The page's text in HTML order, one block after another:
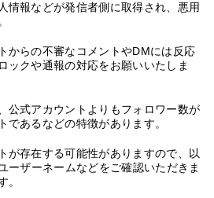
情報などが発信者側に取得され、悪用
からの不審なコメントやDMには反応
ックや通報の対応をお願いいたしま
公式アカウントよりもフォロワー数が
であるなどの特徴があります。
が存在する可能性がありますので、以
ーザーネームなどをご確認いただきま
。